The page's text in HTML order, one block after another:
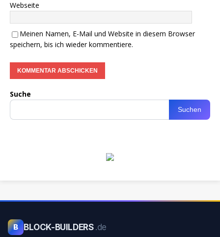
Webseite
Meinen Namen, E-Mail und Website in diesem Browser
speichern, bis ich wieder kommentiere.
Suche
Suchen
B BLOCK-BUILDERS .de